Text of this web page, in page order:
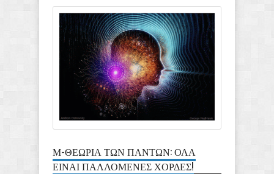
Μ-ΘΕΩΡΙΑ ΤΩΝ ΠΑΝΤΩΝ: ΟΛΑ
ΕΙΝΑΙ ΠΑΛΛΟΜΕΝΕΣ ΧΟΡΔΕΣ!